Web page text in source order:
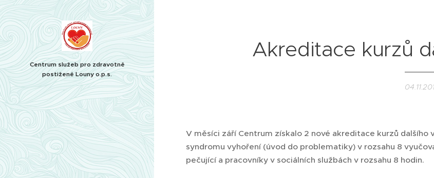
Centrum služeb pro zdravotně
postižené Louny o.p.s.
Akreditace kurzů
V měsíci září Centrum získalo 2 nové akreditace kurzů dalšího
syndromu vyhoření (úvod do problematiky) v rozsahu 8
pečující a pracovníky v sociálních službách v rozsahu 8 hodin.